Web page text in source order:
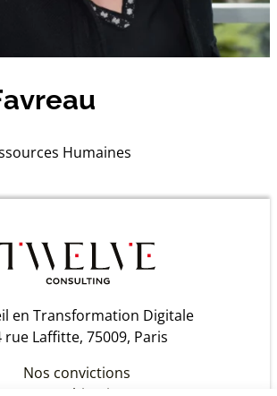
Humaines
en Transformation Digitale
rue Laffitte, 75009, Paris
Nos convictions